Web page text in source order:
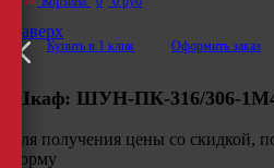
Купить в 1 клик Оформить заказ
Наверх
Шкаф: ШУН-ПК-316/306-
Для получения цены со скидкой,
форму